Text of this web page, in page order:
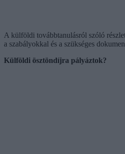
A külföldi továbbtanulásról szóló
a szabályokkal és a szükséges
Külföldi ösztöndíjra pályáztok?